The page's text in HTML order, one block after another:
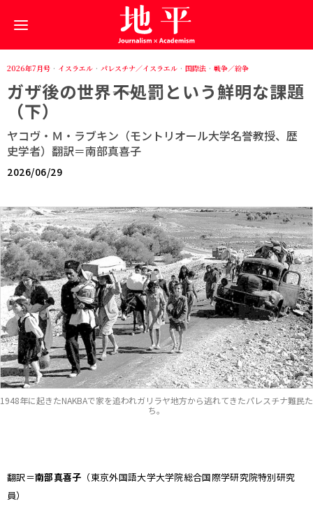
2026年7月号 · イスラエル · パレスチナ／イスラエル · 国際法 · 戦争／紛争
ガザ後の世界――不処罰という鮮明な課題
（下）
ヤコヴ・Ｍ・ラブキン（モントリオール大学名誉教授、歴
史学者）翻訳＝南部真喜子
2026/06/29
1948年に起きたNAKBAで家を追われガリラヤ地方から逃れてきたパレスチナ難民た
ち。
翻訳＝南部真喜子 （東京外国語大学大学院総合国際学研究院特別研究
員）